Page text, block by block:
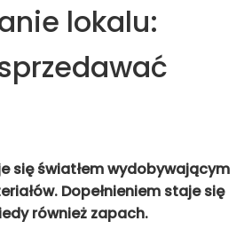
lokalu:
się światłem wydobywającym
Dopełnieniem staje się
również zapach.